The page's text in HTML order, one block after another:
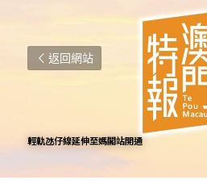
返回網站
輕軌氹仔線延伸至媽閣站開通